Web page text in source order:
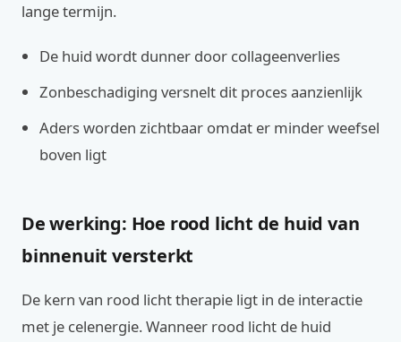
lange termijn.
De huid wordt dunner door collageenverlies
Zonbeschadiging versnelt dit proces aanzienlijk
Aders worden zichtbaar omdat er minder weefsel
boven ligt
De werking: Hoe rood licht de huid van
binnenuit versterkt
De kern van rood licht therapie ligt in de interactie
met je celenergie. Wanneer rood licht de huid